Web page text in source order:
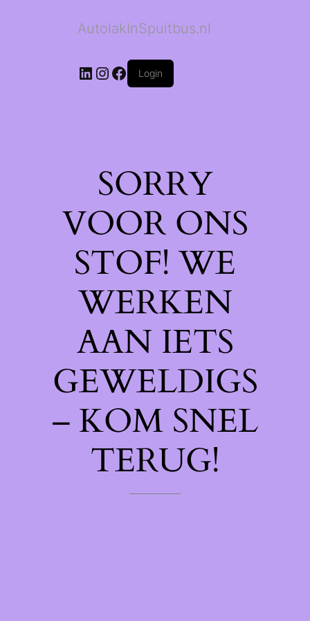
AutolakInSpuitbus.nl
LinkedIn
Instagram
Facebook
Login
SORRY
VOOR ONS
STOF! WE
WERKEN
AAN IETS
GEWELDIGS
– KOM SNEL
TERUG!